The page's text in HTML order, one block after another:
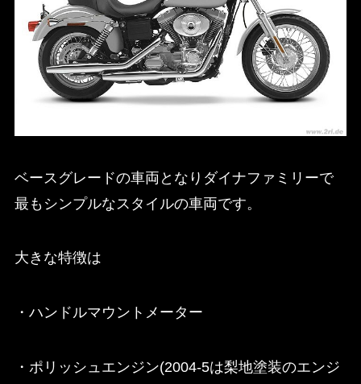
ベースグレードの車両となりダイナファミリーで
最もシンプルなスタイルの車両です。
大きな特徴は
・ハンドルマウントメーター
・ポリッシュエンジン(2004-5は梨地塗装のエンジ